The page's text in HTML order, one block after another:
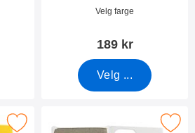
Varenummer 43276
Velg farge
189 kr
Velg ...
S22 Ultra 5G (SM-S908B/DS) som
Deksel Samsung Galaxy S22